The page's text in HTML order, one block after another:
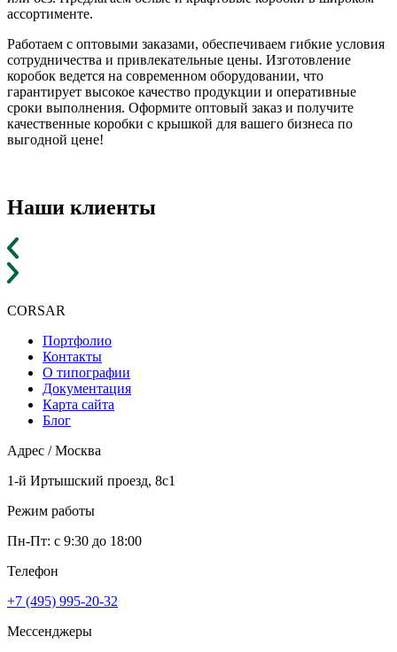
ассортименте.
Работаем с оптовыми заказами, обеспечиваем гибкие условия
сотрудничества и привлекательные цены. Изготовление
коробок ведется на современном оборудовании, что
гарантирует высокое качество продукции и оперативные
сроки выполнения. Оформите оптовый заказ и получите
качественные коробки с крышкой для вашего бизнеса по
выгодной цене!
Наши клиенты
CORSAR
Портфолио
Контакты
О типографии
Документация
Карта сайта
Блог
Адрес / Москва
1-й Иртышский проезд, 8с1
Режим работы
Пн-Пт: с 9:30 до 18:00
Телефон
+7 (495) 995-20-32
Мессенджеры